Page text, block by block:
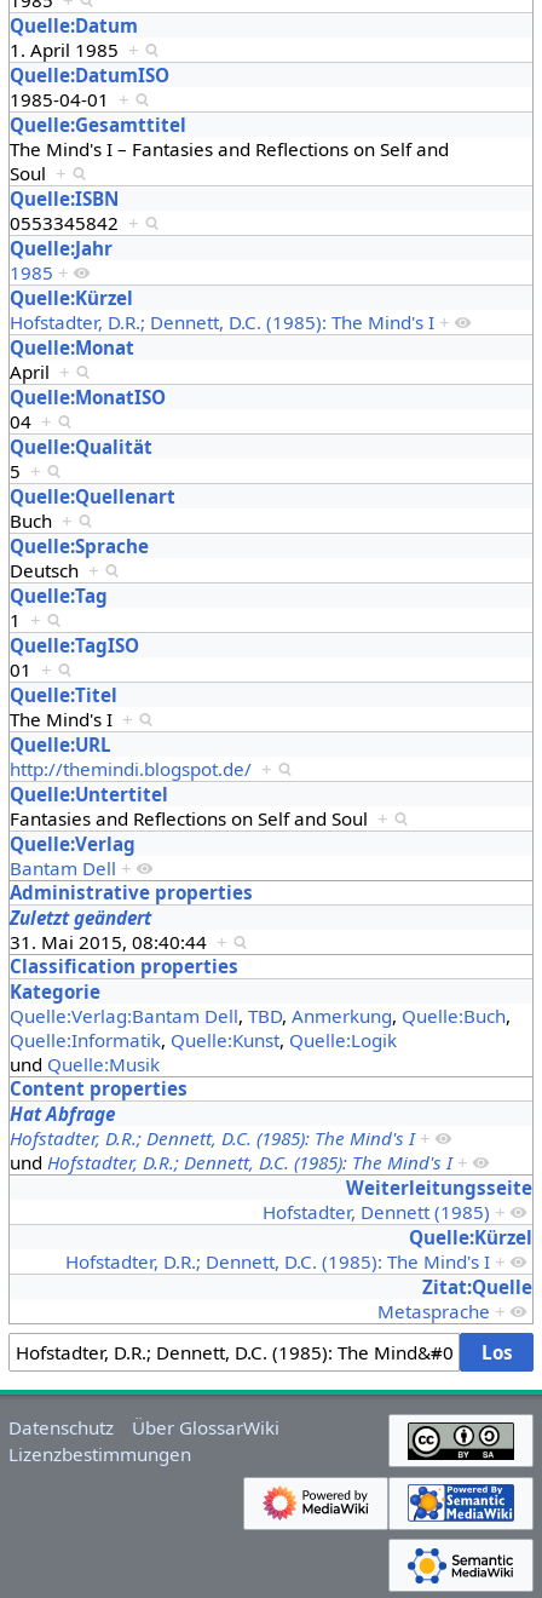
Quelle:Datum
1. April 1985 +
Quelle:DatumISO
1985-04-01 +
Quelle:Gesamttitel
The Mind's I – Fantasies and Reflections on Self and
Soul +
Quelle:ISBN
0553345842 +
Quelle:Jahr
1985 +
Quelle:Kürzel
Hofstadter, D.R.; Dennett, D.C. (1985): The Mind's I +
Quelle:Monat
April +
Quelle:MonatISO
04 +
Quelle:Qualität
5 +
Quelle:Quellenart
Buch +
Quelle:Sprache
Deutsch +
Quelle:Tag
1 +
Quelle:TagISO
01 +
Quelle:Titel
The Mind's I +
Quelle:URL
http://themindi.blogspot.de/ +
Quelle:Untertitel
Fantasies and Reflections on Self and Soul +
Quelle:Verlag
Bantam Dell +
Administrative properties
Zuletzt geändert
31. Mai 2015, 08:40:44 +
Classification properties
Kategorie
Quelle:Verlag:Bantam Dell, TBD, Anmerkung, Quelle:Buch,
Quelle:Informatik, Quelle:Kunst, Quelle:Logik
und Quelle:Musik
Content properties
Hat Abfrage
Hofstadter, D.R.; Dennett, D.C. (1985): The Mind's I +
und Hofstadter, D.R.; Dennett, D.C. (1985): The Mind's I +
Weiterleitungsseite
Hofstadter, Dennett (1985) +
Quelle:Kürzel
Hofstadter, D.R.; Dennett, D.C. (1985): The Mind's I +
Zitat:Quelle
Metasprache +
Datenschutz
Über GlossarWiki
Lizenzbestimmungen